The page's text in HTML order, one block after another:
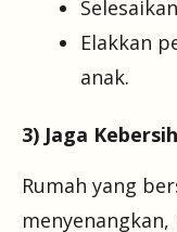
Elakkan
anak.
3) Jaga
Rumah yang